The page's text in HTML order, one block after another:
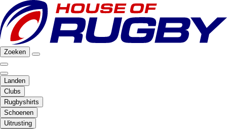
Zoeken
Landen
Clubs
Rugbyshirts
Schoenen
Uitrusting